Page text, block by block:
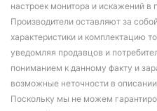
настроек монитора и искажений в
Производители оставляют за
характеристики и комплектацию
уведомляя продавцов и
пониманием к данному факту и
возможные неточности в
Поскольку мы не можем